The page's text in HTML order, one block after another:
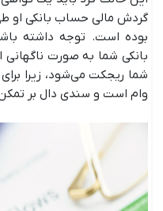
بوده است. توجه داشته
بانکی شما به صورت
شما ریجکت می‌شود، زیرا
وام است و سندی دال بر